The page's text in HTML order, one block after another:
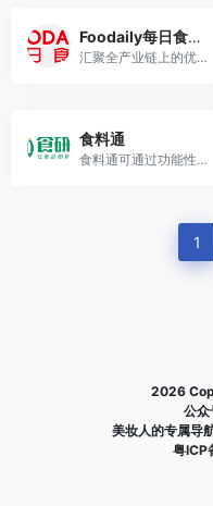
Foodaily每日食品网
汇聚全产业链上的优质资源通过线上及线下的行业活动：年度Foodaily FBIC全球食品饮料创新大会，Foodaily EXPO每日食品创新博览会，Go!创新, iSEE全球食品创新奖，潮味嘉年华, 以促进创新的商业链接，尤其是0到1的过程，让食品创新触手可及。
食料通
食料通可通过功能性原料应用场景，添加剂应用范围等维度进行原料查询的平台，提供包括百科、法规限量、检测方法、研究文献、成品配方、产品供应商，代表性厂商等一站式信息服务。
1
2026
公众
美妆人的专属导
粤ICP